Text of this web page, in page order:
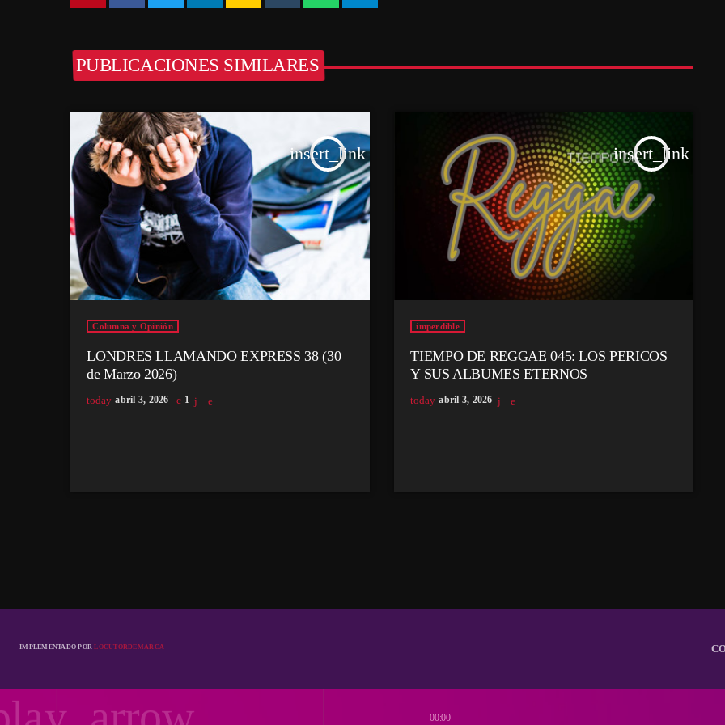
00:00
PUBLICACIONES SIMILARES
insert_link
Columna y Opinión
LONDRES LLAMANDO EXPRESS 38 (30
de Marzo 2026)
today abril 3, 2026 1
insert_link
imperdible
TIEMPO DE REGGAE 045: LOS PERICOS
Y SUS ALBUMES ETERNOS
today abril 3, 2026
IMPLEMENTADO PORLOCUTORDEMARCA